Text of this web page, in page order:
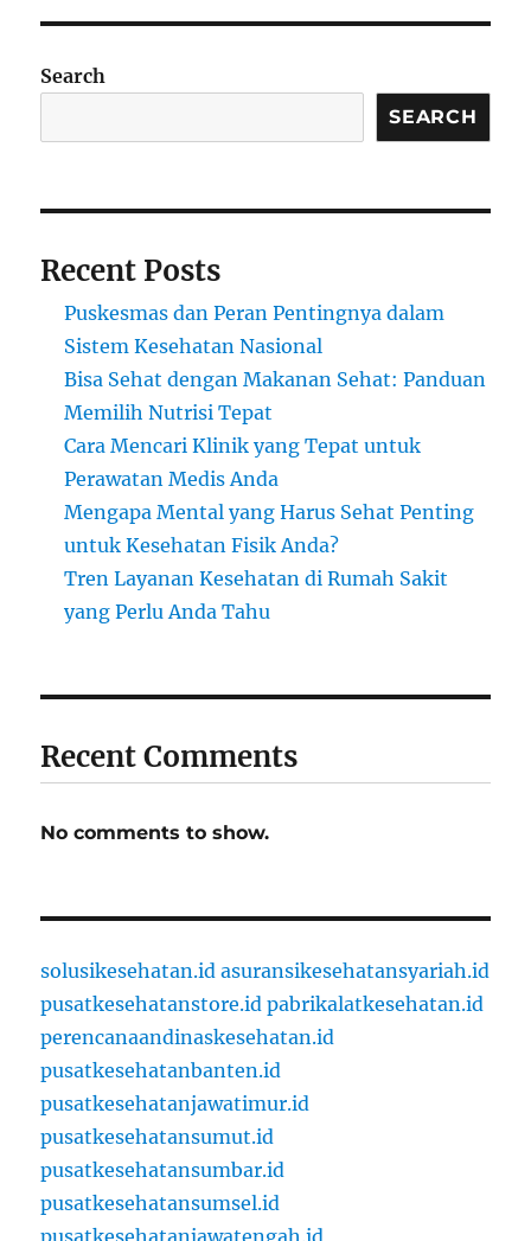
Search
SEARCH
Recent Posts
Puskesmas dan Peran Pentingnya dalam
Sistem Kesehatan Nasional
Bisa Sehat dengan Makanan Sehat: Panduan
Memilih Nutrisi Tepat
Cara Mencari Klinik yang Tepat untuk
Perawatan Medis Anda
Mengapa Mental yang Harus Sehat Penting
untuk Kesehatan Fisik Anda?
Tren Layanan Kesehatan di Rumah Sakit
yang Perlu Anda Tahu
Recent Comments
No comments to show.
solusikesehatan.id asuransikesehatansyariah.id
pusatkesehatanstore.id pabrikalatkesehatan.id
perencanaandinaskesehatan.id
pusatkesehatanbanten.id
pusatkesehatanjawatimur.id
pusatkesehatansumut.id
pusatkesehatansumbar.id
pusatkesehatansumsel.id